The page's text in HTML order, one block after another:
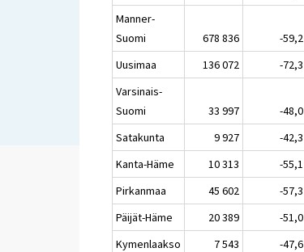
Manner-
Suomi
678 836 -59,2
Uusimaa
136 072 -72,3
Varsinais-
Suomi
33 997 -48,0
Satakunta
9 927 -42,3
Kanta-Häme
10 313 -55,1
Pirkanmaa
45 602 -57,3
Päijät-Häme
20 389 -51,0
Kymenlaakso
7 543 -47,6